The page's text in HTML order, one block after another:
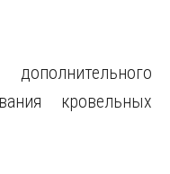
кровельных